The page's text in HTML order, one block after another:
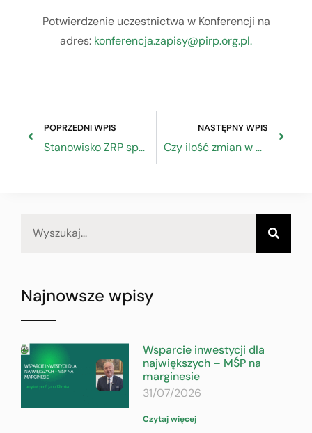
Potwierdzenie uczestnictwa w Konferencji na
adres: konferencja.zapisy@pirp.org.pl.
POPRZEDNI WPIS
Stanowisko ZRP sprawie projektu ustawy o zmianie ustawy o utrzymaniu czystości i porządku w gminach
NASTĘPNY WPIS
Czy ilość zmian w prawie podatkowym zniechęci przedsiębiorców?
Najnowsze wpisy
Wsparcie inwestycji dla
największych – MŚP na
marginesie
31/07/2026
Czytaj więcej